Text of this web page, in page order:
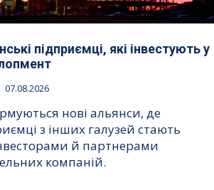
підприємці, які інвестують у
07.08.2026
нові альянси, де
з інших галузей стають
й партнерами
компаній.